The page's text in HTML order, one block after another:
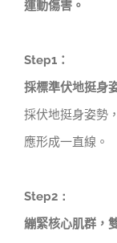
運動傷害。
Step1 ：
採標準伏地挺身
採伏地挺身姿勢
應形成一直線。
Step2：
繃緊核心肌群，